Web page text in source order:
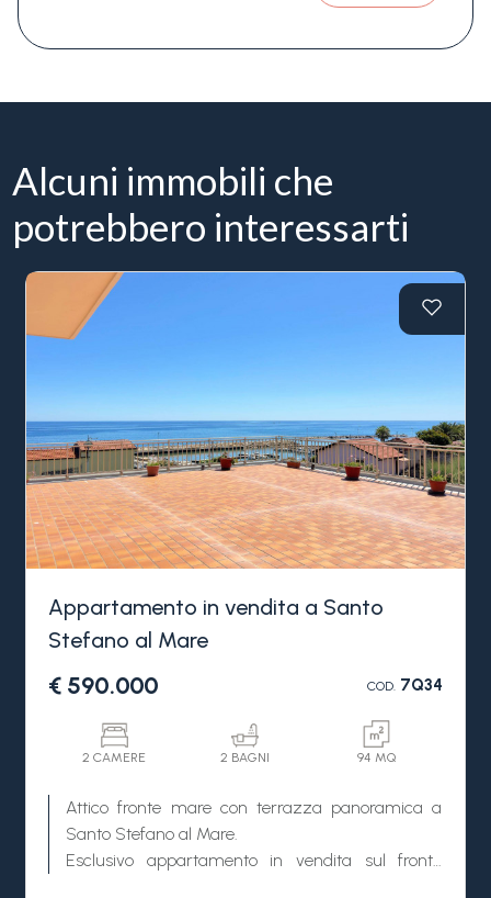
Alcuni immobili che
potrebbero interessarti
Appartamento in vendita a Santo
Stefano al Mare
€ 590.000 COD.7Q34
2 CAMERE 2 BAGNI 94 MQ
Attico fronte mare con terrazza panoramica a
Santo Stefano al Mare.
Esclusivo appartamento in vendita sul fronte